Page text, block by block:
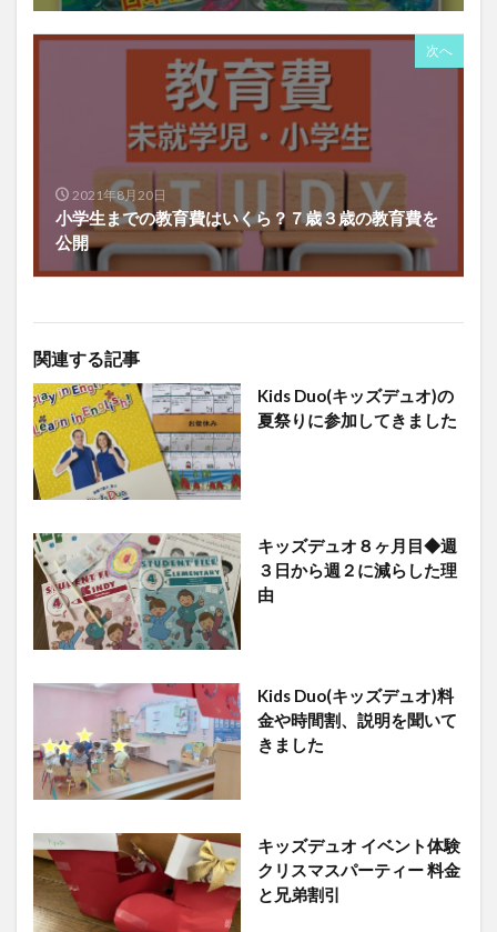
次へ
2021年8月20日
小学生までの教育費はいくら？７歳３歳の教育費を
公開
関連する記事
Kids Duo(キッズデュオ)の
夏祭りに参加してきました
キッズデュオ８ヶ月目◆週
３日から週２に減らした理
由
Kids Duo(キッズデュオ)料
金や時間割、説明を聞いて
きました
キッズデュオ イベント体験
クリスマスパーティー 料金
と兄弟割引